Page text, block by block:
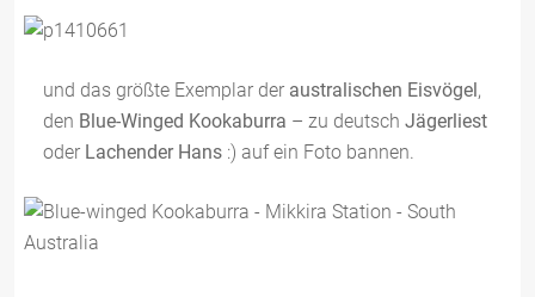
und das größte Exemplar der australischen Eisvögel,
den Blue-Winged Kookaburra – zu deutsch Jägerliest
oder Lachender Hans :) auf ein Foto bannen.